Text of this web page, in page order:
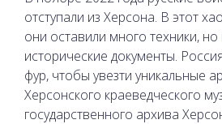
отступали из Херсона. В этот
они оставили много техники,
исторические документы.
фур, чтобы увезти уникальные
Херсонского краеведческого
государственного архива